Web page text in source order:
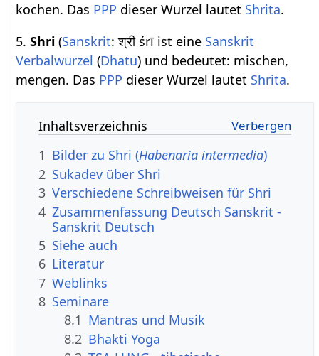
kochen. Das PPP dieser Wurzel lautet Shrita.
5.Shri (Sanskrit: श्री śrī ist eine Sanskrit
Verbalwurzel (Dhatu) und bedeutet: mischen,
mengen. Das PPP dieser Wurzel lautet Shrita.
Inhaltsverzeichnis
1 Bilder zu Shri (Habenaria intermedia)
2 Sukadev über Shri
3 Verschiedene Schreibweisen für Shri
4 Zusammenfassung Deutsch Sanskrit -
Sanskrit Deutsch
5 Siehe auch
6 Literatur
7 Weblinks
8 Seminare
8.1 Mantras und Musik
8.2 Bhakti Yoga